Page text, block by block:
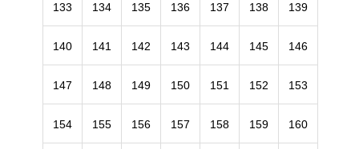
133 134 135 136 137 138 139
140 141 142 143 144 145 146
147 148 149 150 151 152 153
154 155 156 157 158 159 160